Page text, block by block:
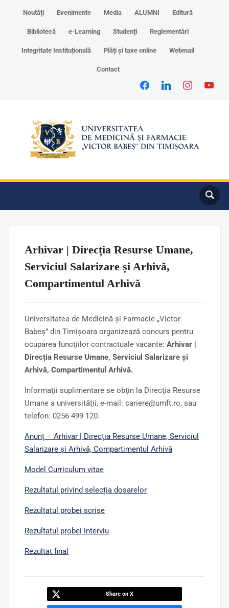
Noutăți Evenimente Media ALUMNI Editură
Bibliotecă e-Learning Studenți Reglementări
Integritate Instituțională Plăți și taxe online Webmail
Contact
Arhivar | Direcția Resurse Umane,
Serviciul Salarizare și Arhivă,
Compartimentul Arhivă
Universitatea de Medicină şi Farmacie „Victor
Babeş” din Timişoara organizează concurs pentru
ocuparea funcţiilor contractuale vacante: Arhivar |
Direcția Resurse Umane, Serviciul Salarizare și
Arhivă, Compartimentul Arhivă.
Informaţii suplimentare se obţin la Direcţia Resurse
Umane a universităţii, e-mail: cariere@umft.ro, sau
telefon: 0256 499 120.
Anunț – Arhivar | Direcția Resurse Umane, Serviciul
Salarizare și Arhivă, Compartimentul Arhivă
Model Curriculum vitae
Rezultatul privind selecția dosarelor
Rezultatul probei scrise
Rezultatul probei interviu
Rezultat final
Share on X